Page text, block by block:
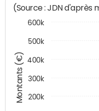
Montants (€)
(Source : JDN d'après
200k
300k
400k
500k
600k